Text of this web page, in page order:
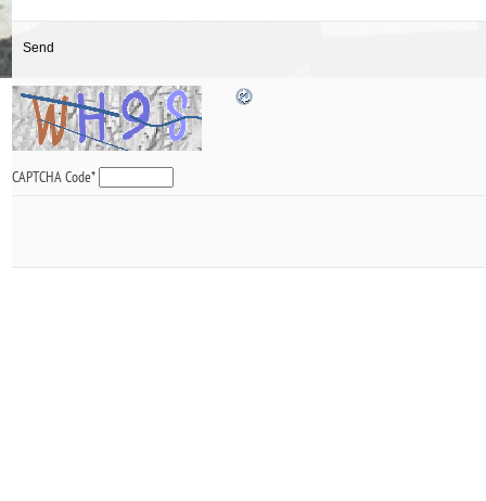
CAPTCHA Code*